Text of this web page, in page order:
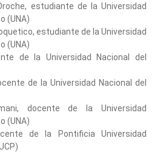
estudiante de la Universidad
(UNA)
estudiante de la Universidad
(UNA)
de la Universidad Nacional del
de la Universidad Nacional del
docente de la Universidad
(UNA)
de la Pontificia Universidad